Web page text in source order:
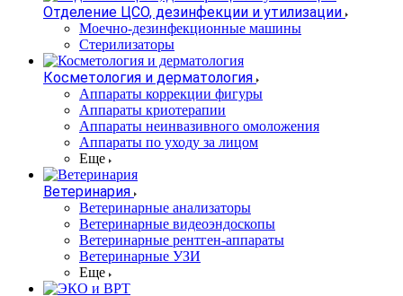
Отделение ЦСО, дезинфекции и утилизации
Моечно-дезинфекционные машины
Стерилизаторы
Косметология и дерматология
Аппараты коррекции фигуры
Аппараты криотерапии
Аппараты неинвазивного омоложения
Аппараты по уходу за лицом
Еще
Ветеринария
Ветеринарные анализаторы
Ветеринарные видеоэндоскопы
Ветеринарные рентген-аппараты
Ветеринарные УЗИ
Еще